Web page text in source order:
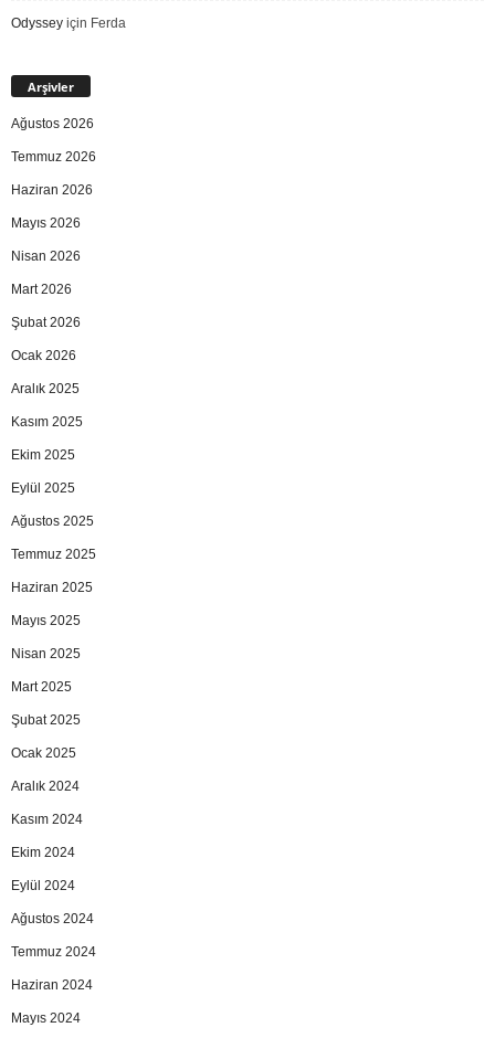
Odyssey için Ferda
Arşivler
Ağustos 2026
Temmuz 2026
Haziran 2026
Mayıs 2026
Nisan 2026
Mart 2026
Şubat 2026
Ocak 2026
Aralık 2025
Kasım 2025
Ekim 2025
Eylül 2025
Ağustos 2025
Temmuz 2025
Haziran 2025
Mayıs 2025
Nisan 2025
Mart 2025
Şubat 2025
Ocak 2025
Aralık 2024
Kasım 2024
Ekim 2024
Eylül 2024
Ağustos 2024
Temmuz 2024
Haziran 2024
Mayıs 2024